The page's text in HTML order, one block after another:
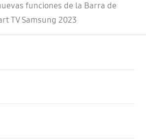
funciones de la Barra de
TV Samsung 2023